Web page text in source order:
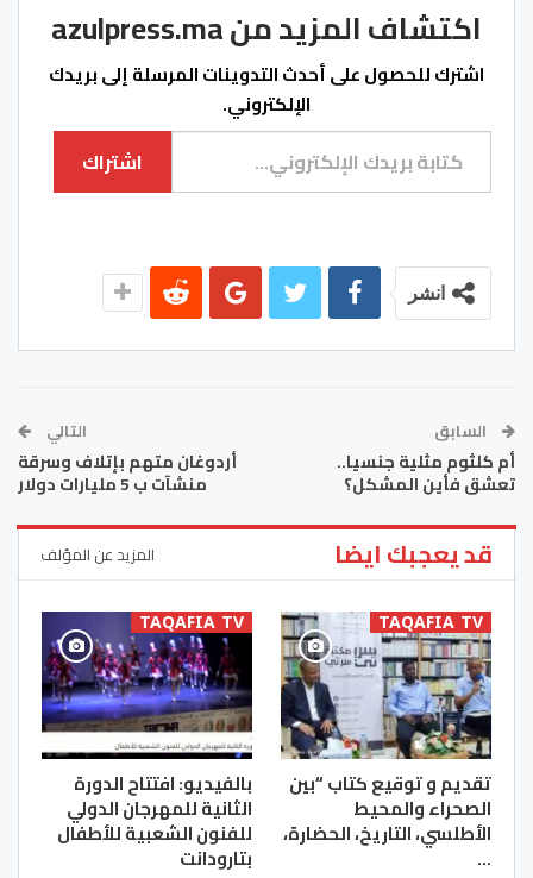
اكتشاف المزيد من azulpress.ma
اشترك للحصول على أحدث التدوينات المرسلة إلى بريدك
الإلكتروني.
كتابة بريدك الإلكتروني...
اشتراك
انشر
السابق
أم كلثوم مثلية جنسيا..
تعشق فأين المشكل؟
التالي
أردوغان متهم بإتلاف وسرقة
منشآت ب 5 مليارات دولار
قد يعجبك ايضا المزيد عن المؤلف
TAQAFIA TV
تقديم و توقيع كتاب “بين
الصحراء والمحيط
الأطلسي، التاريخ، الحضارة،
…
TAQAFIA TV
بالفيديو: افتتاح الدورة
الثانية للمهرجان الدولي
للفنون الشعبية للأطفال
بتارودانت